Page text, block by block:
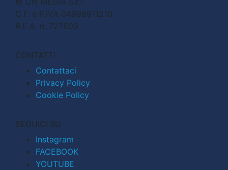
C.F. e P.IVA 04998911210
R.E.A. n. 727803
CONTATTI
Contattaci
Privacy Policy
Cookie Policy
SEGUICI SU
Instagram
FACEBOOK
YOUTUBE